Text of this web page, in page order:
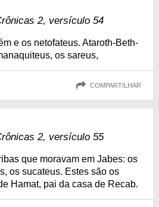
2, versículo 54
e os netofateus. Ataroth-Beth-
os sareus,
COMPARTILHAR
2, versículo 55
que moravam em Jabes: os
os sucateus. Estes são os
Hamat, pai da casa de Recab.